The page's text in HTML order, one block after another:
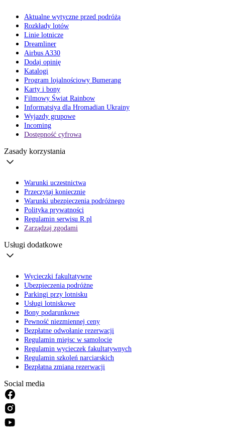
Aktualne wytyczne przed podróżą
Rozkłady lotów
Linie lotnicze
Dreamliner
Airbus A330
Dodaj opinię
Katalogi
Program lojalnościowy Bumerang
Karty i bony
Filmowy Świat Rainbow
Informatsiya dla Hromadian Ukrainy
Wyjazdy grupowe
Incoming
Dostępność cyfrowa
Zasady korzystania
Warunki uczestnictwa
Przeczytaj koniecznie
Warunki ubezpieczenia podróżnego
Polityka prywatności
Regulamin serwisu R.pl
Zarządzaj zgodami
Usługi dodatkowe
Wycieczki fakultatywne
Ubezpieczenia podróżne
Parkingi przy lotnisku
Usługi lotniskowe
Bony podarunkowe
Pewność niezmiennej ceny
Bezpłatne odwołanie rezerwacji
Regulamin miejsc w samolocie
Regulamin wycieczek fakultatywnych
Regulamin szkoleń narciarskich
Bezpłatna zmiana rezerwacji
Social media